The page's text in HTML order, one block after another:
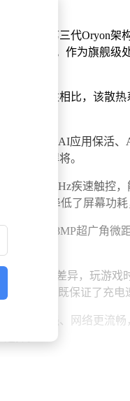
运用第三代Oryon架
有所优化。作为旗舰
与以往相比，该散热
预加载、AI应用保活
称性能悍将。
刷和360Hz疾速触控
术大幅降低了屏幕功
主摄和8MP超广角微
表现有所差异，玩游戏
板供电，既保证了充电
信号更强、网络更流
择。